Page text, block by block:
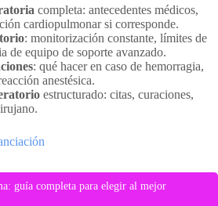
completa: antecedentes médicos,
cardiopulmonar si corresponde.
: monitorización constante, límites de
de equipo de soporte avanzado.
: qué hacer en caso de hemorragia,
anestésica.
estructurado: citas, curaciones,
guía completa para elegir al mejor